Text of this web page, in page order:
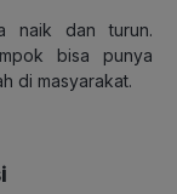
naik dan turun.
bisa punya
di masyarakat.